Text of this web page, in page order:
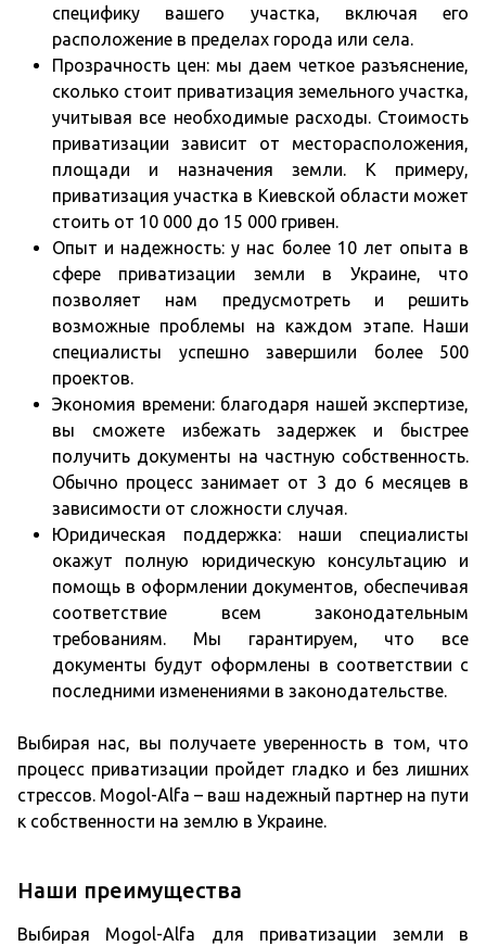
специфику вашего участка, включая его
расположение в пределах города или села.
Прозрачность цен: мы даем четкое разъяснение,
сколько стоит приватизация земельного участка,
учитывая все необходимые расходы. Стоимость
приватизации зависит от месторасположения,
площади и назначения земли. К примеру,
приватизация участка в Киевской области может
стоить от 10 000 до 15 000 гривен.
Опыт и надежность: у нас более 10 лет опыта в
сфере приватизации земли в Украине, что
позволяет нам предусмотреть и решить
возможные проблемы на каждом этапе. Наши
специалисты успешно завершили более 500
проектов.
Экономия времени: благодаря нашей экспертизе,
вы сможете избежать задержек и быстрее
получить документы на частную собственность.
Обычно процесс занимает от 3 до 6 месяцев в
зависимости от сложности случая.
Юридическая поддержка: наши специалисты
окажут полную юридическую консультацию и
помощь в оформлении документов, обеспечивая
соответствие всем законодательным
требованиям. Мы гарантируем, что все
документы будут оформлены в соответствии с
последними изменениями в законодательстве.
Выбирая нас, вы получаете уверенность в том, что
процесс приватизации пройдет гладко и без лишних
стрессов. Mogol-Alfa – ваш надежный партнер на пути
к собственности на землю в Украине.
Наши преимущества
Выбирая Mogol-Alfa для приватизации земли в